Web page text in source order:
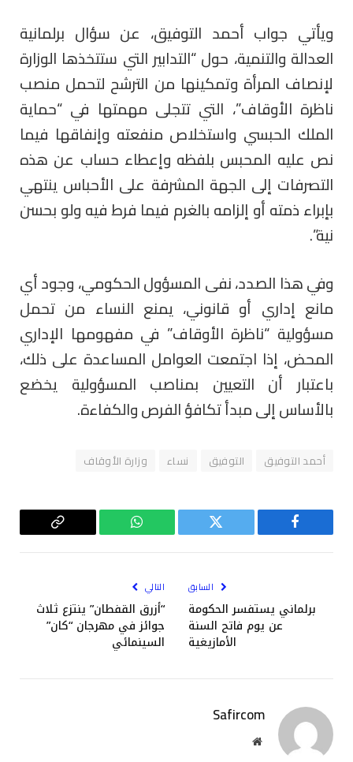
ويأتي جواب أحمد التوفيق، عن سؤال برلمانية
العدالة والتنمية، حول “التدابير التي ستتخذها الوزارة
لإنصاف المرأة وتمكينها من الترشح لتحمل منصب
ناظرة الأوقاف”، التي تتجلى مهمتها في “حماية
الملك الحبسي واستخلاص منفعته وإنفاقها فيما
نص عليه المحبس بلفظه وإعطاء حساب عن هذه
التصرفات إلى الجهة المشرفة على الأحباس ينتهي
بإبراء ذمته أو إلزامه بالغرم فيما فرط فيه ولو بحسن
نية”.
وفي هذا الصدد، نفى المسؤول الحكومي، وجود أي
مانع إداري أو قانوني، يمنع النساء من تحمل
مسؤولية “ناظرة الأوقاف” في مفهومها الإداري
المحض، إذا اجتمعت العوامل المساعدة على ذلك،
باعتبار أن التعيين بمناصب المسؤولية يخضع
بالأساس إلى مبدأ تكافؤ الفرص والكفاءة.
أحمد التوفيق التوفيق نساء وزارة الأوقاف
فيسبوك تويتر واتساب
Copy
السابق
برلماني يستفسر الحكومة
عن يوم فاتح السنة
الأمازيغية
التالي
“أزرق القفطان” ينتزع ثلاث
جوائز في مهرجان “كان”
السينمائي
Safircom
موقع